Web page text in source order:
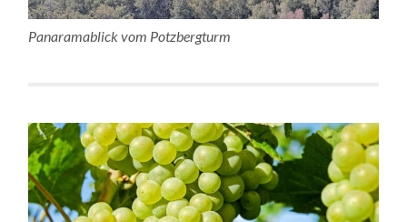
Panaramablick vom Potzbergturm